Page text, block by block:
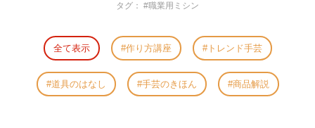
タグ： #職業用ミシン
全て表示 作り方講座 トレンド手芸
道具のはなし 手芸のきほん 商品解説